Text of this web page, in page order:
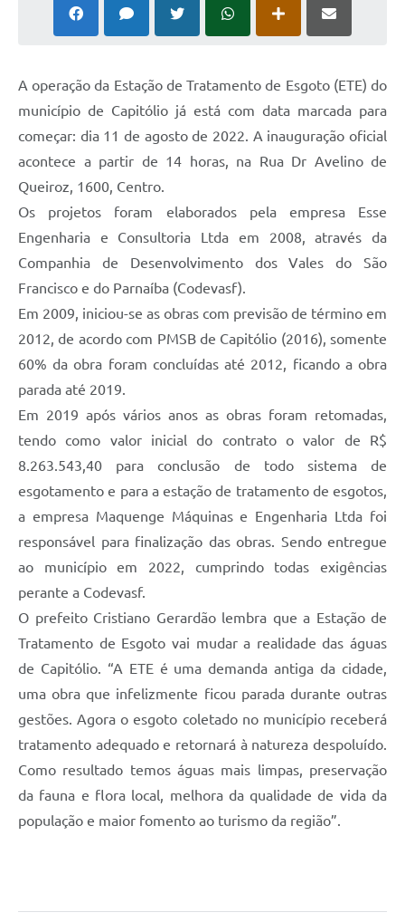
Terceiro Setor
Meio ambiente
Carta de Serviços
Contato
A operação da Estação de Tratamento de Esgoto (ETE) do
município de Capitólio já está com data marcada para
começar: dia 11 de agosto de 2022. A inauguração oficial
acontece a partir de 14 horas, na Rua Dr Avelino de
Queiroz, 1600, Centro.
Os projetos foram elaborados pela empresa Esse
Engenharia e Consultoria Ltda em 2008, através da
Companhia de Desenvolvimento dos Vales do São
Francisco e do Parnaíba (Codevasf).
Em 2009, iniciou-se as obras com previsão de término em
2012, de acordo com PMSB de Capitólio (2016), somente
60% da obra foram concluídas até 2012, ficando a obra
parada até 2019.
Em 2019 após vários anos as obras foram retomadas,
tendo como valor inicial do contrato o valor de R$
8.263.543,40 para conclusão de todo sistema de
esgotamento e para a estação de tratamento de esgotos,
a empresa Maquenge Máquinas e Engenharia Ltda foi
responsável para finalização das obras. Sendo entregue
ao município em 2022, cumprindo todas exigências
perante a Codevasf.
O prefeito Cristiano Gerardão lembra que a Estação de
Tratamento de Esgoto vai mudar a realidade das águas
de Capitólio. “A ETE é uma demanda antiga da cidade,
uma obra que infelizmente ficou parada durante outras
gestões. Agora o esgoto coletado no município receberá
tratamento adequado e retornará à natureza despoluído.
Como resultado temos águas mais limpas, preservação
da fauna e flora local, melhora da qualidade de vida da
população e maior fomento ao turismo da região”.